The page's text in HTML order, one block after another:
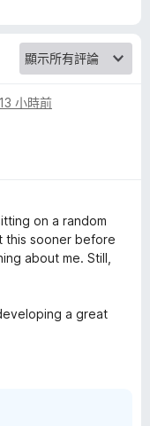
13 小時前
on a random
this sooner before
about me. Still,
a great